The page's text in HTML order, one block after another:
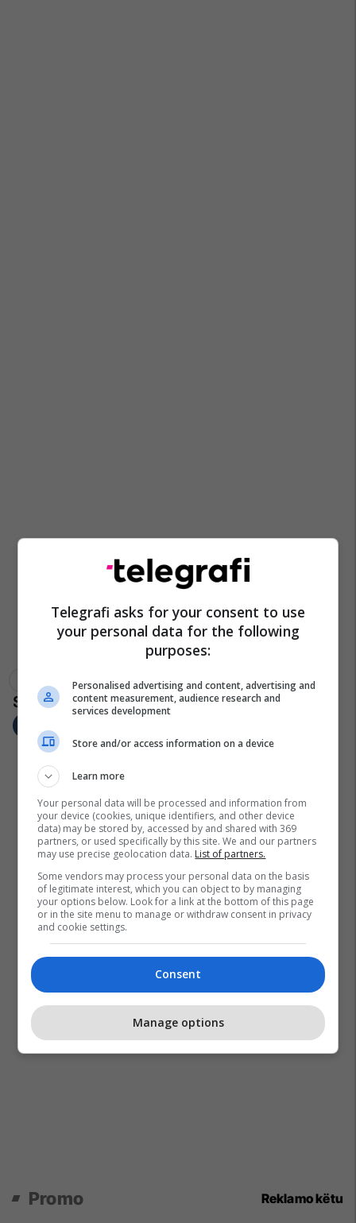
Hendboll Agron Shabani
Promo Reklamo këtu
Telegrafi asks for your consent to use
your personal data for the following
purposes:
Personalised advertising and content, advertising and
content measurement, audience research and
services development
Store and/or access information on a device
Learn more
Your personal data will be processed and information from
your device (cookies, unique identifiers, and other device
data) may be stored by, accessed by and shared with 369
partners, or used specifically by this site. We and our partners
may use precise geolocation data. List of partners.
Some vendors may process your personal data on the basis
of legitimate interest, which you can object to by managing
your options below. Look for a link at the bottom of this page
or in the site menu to manage or withdraw consent in privacy
and cookie settings.
Consent
Manage options